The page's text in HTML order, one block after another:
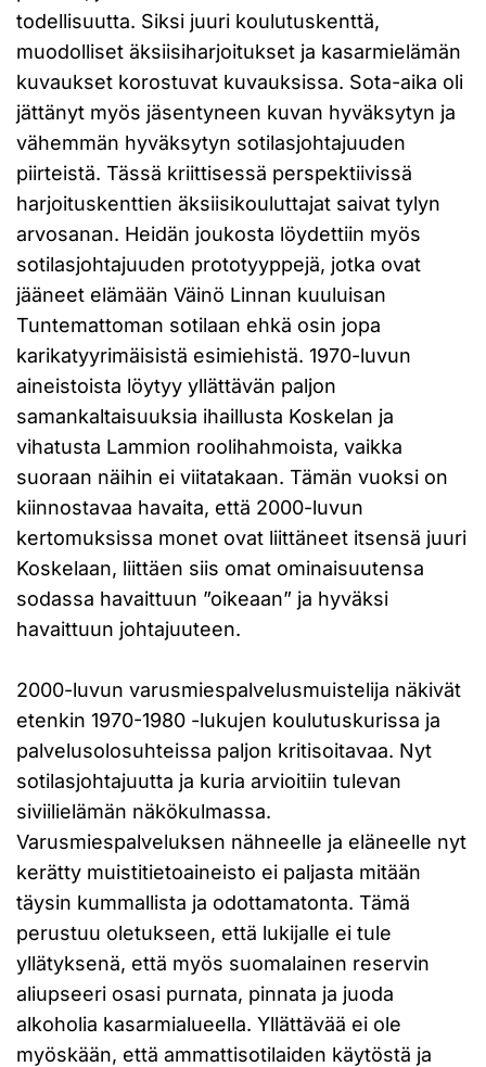
todellisuutta. Siksi juuri koulutuskenttä,
muodolliset äksiisiharjoitukset ja kasarmielämän
kuvaukset korostuvat kuvauksissa. Sota-aika oli
jättänyt myös jäsentyneen kuvan hyväksytyn ja
vähemmän hyväksytyn sotilasjohtajuuden
piirteistä. Tässä kriittisessä perspektiivissä
harjoituskenttien äksiisikouluttajat saivat tylyn
arvosanan. Heidän joukosta löydettiin myös
sotilasjohtajuuden prototyyppejä, jotka ovat
jääneet elämään Väinö Linnan kuuluisan
Tuntemattoman sotilaan ehkä osin jopa
karikatyyrimäisistä esimiehistä. 1970-luvun
aineistoista löytyy yllättävän paljon
samankaltaisuuksia ihaillusta Koskelan ja
vihatusta Lammion roolihahmoista, vaikka
suoraan näihin ei viitatakaan. Tämän vuoksi on
kiinnostavaa havaita, että 2000-luvun
kertomuksissa monet ovat liittäneet itsensä juuri
Koskelaan, liittäen siis omat ominaisuutensa
sodassa havaittuun ”oikeaan” ja hyväksi
havaittuun johtajuuteen.
2000-luvun varusmiespalvelusmuistelija näkivät
etenkin 1970-1980 -lukujen koulutuskurissa ja
palvelusolosuhteissa paljon kritisoitavaa. Nyt
sotilasjohtajuutta ja kuria arvioitiin tulevan
siviilielämän näkökulmassa.
Varusmiespalveluksen nähneelle ja eläneelle nyt
kerätty muistitietoaineisto ei paljasta mitään
täysin kummallista ja odottamatonta. Tämä
perustuu oletukseen, että lukijalle ei tule
yllätyksenä, että myös suomalainen reservin
aliupseeri osasi purnata, pinnata ja juoda
alkoholia kasarmialueella. Yllättävää ei ole
myöskään, että ammattisotilaiden käytöstä ja